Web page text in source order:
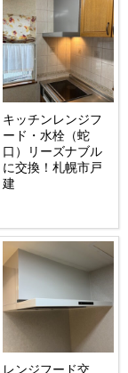
キッチンレンジフ
ード・水栓（蛇
口）リーズナブル
に交換！札幌市戸
建
レンジフード交